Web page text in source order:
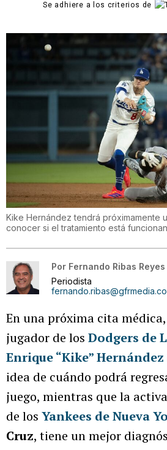
Se adhiere a los criterios de
Kike Hernández tendrá próximamente
conocer si el tratamiento está
Por Fernando Ribas Reyes
Periodista
En una próxima cita
jugador de los Dodgers de
Enrique “Kike” Hernández
idea de cuándo podrá
juego, mientras que la
de los Yankees de Nueva
Cruz, tiene un mejor